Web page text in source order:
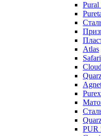
Atlas
Safari
Purex
PUR